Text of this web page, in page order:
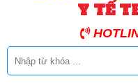
Y TẾ